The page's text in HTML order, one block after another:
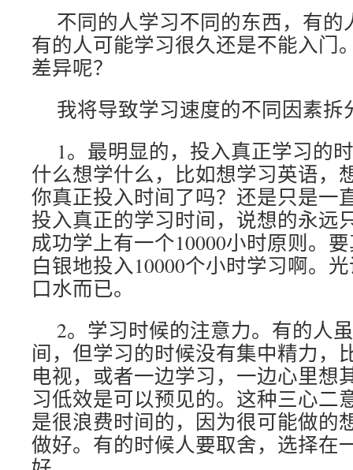
不同的人学习不同的东西，有
有的人可能学习很久还是不能入门
差异呢？
我将导致学习速度的不同因素
1。最明显的，投入真正学习的
什么想学什么，比如想学习英语，
你真正投入时间了吗？还是只是一
投入真正的学习时间，说想的永远
成功学上有一个10000小时原则。
白银地投入10000个小时学习啊。
口水而已。
2。学习时候的注意力。有的人
间，但学习的时候没有集中精力，
电视，或者一边学习，一边心里想
习低效是可以预见的。这种三心二
是很浪费时间的，因为很可能做的
做好。有的时候人要取舍，选择在